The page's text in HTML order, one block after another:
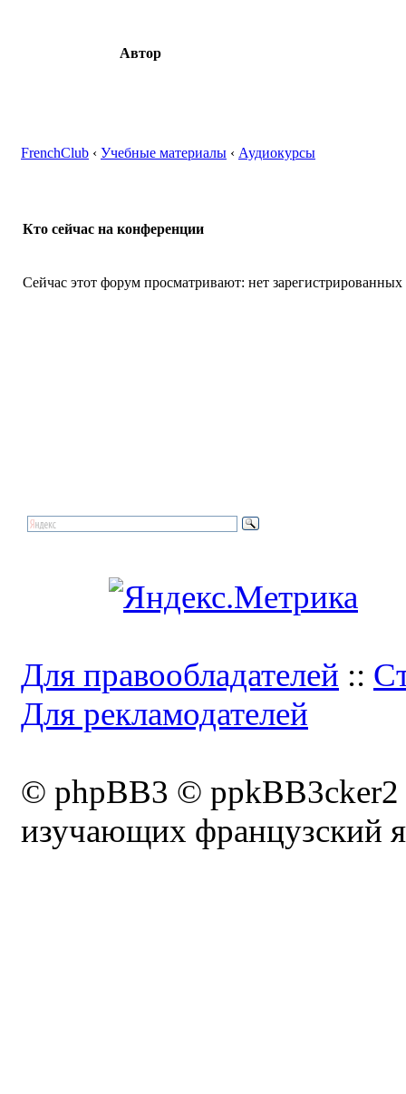
Автор
FrenchClub ‹ Учебные материалы ‹ Аудиокурсы
Кто сейчас на конференции
Сейчас этот форум просматривают: нет зарегистрированных
Для правообладателей ::
Для рекламодателей
© phpBB3 ©
изучающих французский